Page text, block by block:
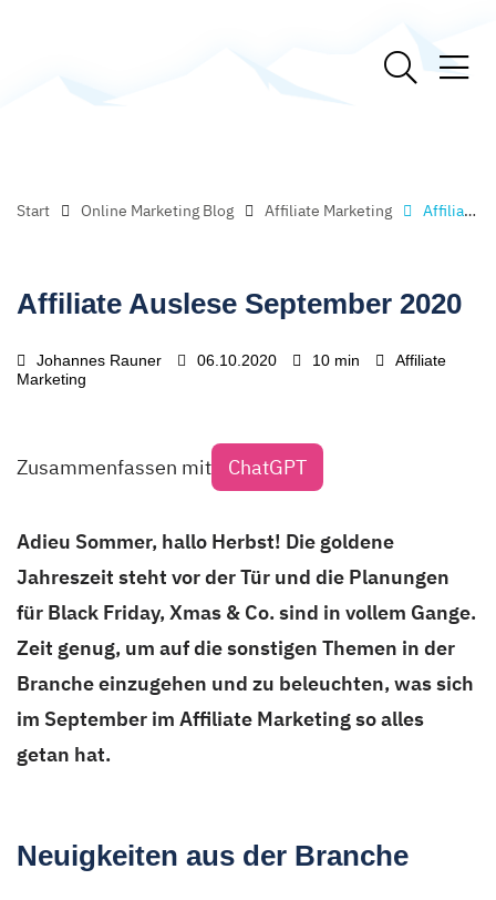
Start Online Marketing Blog Affiliate Marketing Affiliate Auslese September 2020
Affiliate Auslese September 2020
Johannes Rauner 06.10.2020 10 min
Affiliate
Marketing
Zusammenfassen mit ChatGPT
Adieu Sommer, hallo Herbst! Die goldene
Jahreszeit steht vor der Tür und die Planungen
für Black Friday, Xmas & Co. sind in vollem Gange.
Zeit genug, um auf die sonstigen Themen in der
Branche einzugehen und zu beleuchten, was sich
im September im Affiliate Marketing so alles
getan hat.
Neuigkeiten aus der Branche